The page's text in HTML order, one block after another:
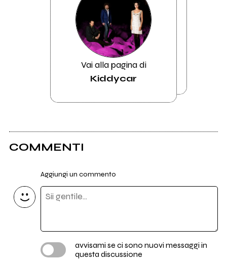
Vai alla pagina di
Kiddycar
COMMENTI
Aggiungi un commento
avvisami se ci sono nuovi messaggi in
questa discussione